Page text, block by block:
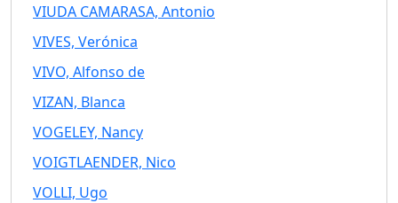
VIUDA CAMARASA, Antonio
VIVES, Verónica
VIVO, Alfonso de
VIZAN, Blanca
VOGELEY, Nancy
VOIGTLAENDER, Nico
VOLLI, Ugo